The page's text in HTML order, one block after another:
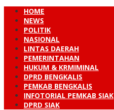
HOME
NEWS
POLITIK
NASIONAL
LINTAS DAERAH
PEMERINTAHAN
HUKUM & KRMIMINAL
DPRD BENGKALIS
PEMKAB BENGKALIS
INFOTORIAL PEMKAB SIAK
DPRD SIAK